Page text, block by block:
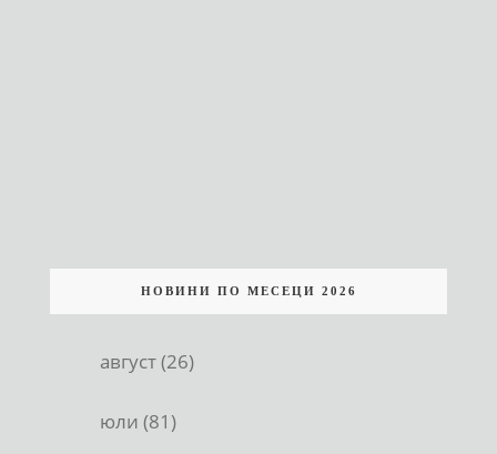
НОВИНИ ПО МЕСЕЦИ 2026
август (26)
юли (81)